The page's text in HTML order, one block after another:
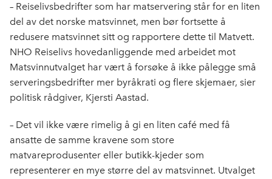
– Reiselivsbedrifter som har matservering står for en liten
del av det norske matsvinnet, men bør fortsette å
redusere matsvinnet sitt og rapportere dette til Matvett.
NHO Reiselivs hovedanliggende med arbeidet mot
Matsvinnutvalget har vært å forsøke å ikke pålegge små
serveringsbedrifter mer byråkrati og flere skjemaer, sier
politisk rådgiver, Kjersti Aastad.
– Det vil ikke være rimelig å gi en liten café med få
ansatte de samme kravene som store
matvareprodusenter eller butikk-kjeder som
representerer en mye større del av matsvinnet. Utvalget